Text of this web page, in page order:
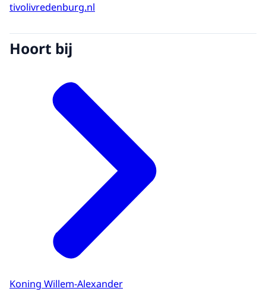
tivolivredenburg.nl
Hoort bij
Koning Willem-Alexander